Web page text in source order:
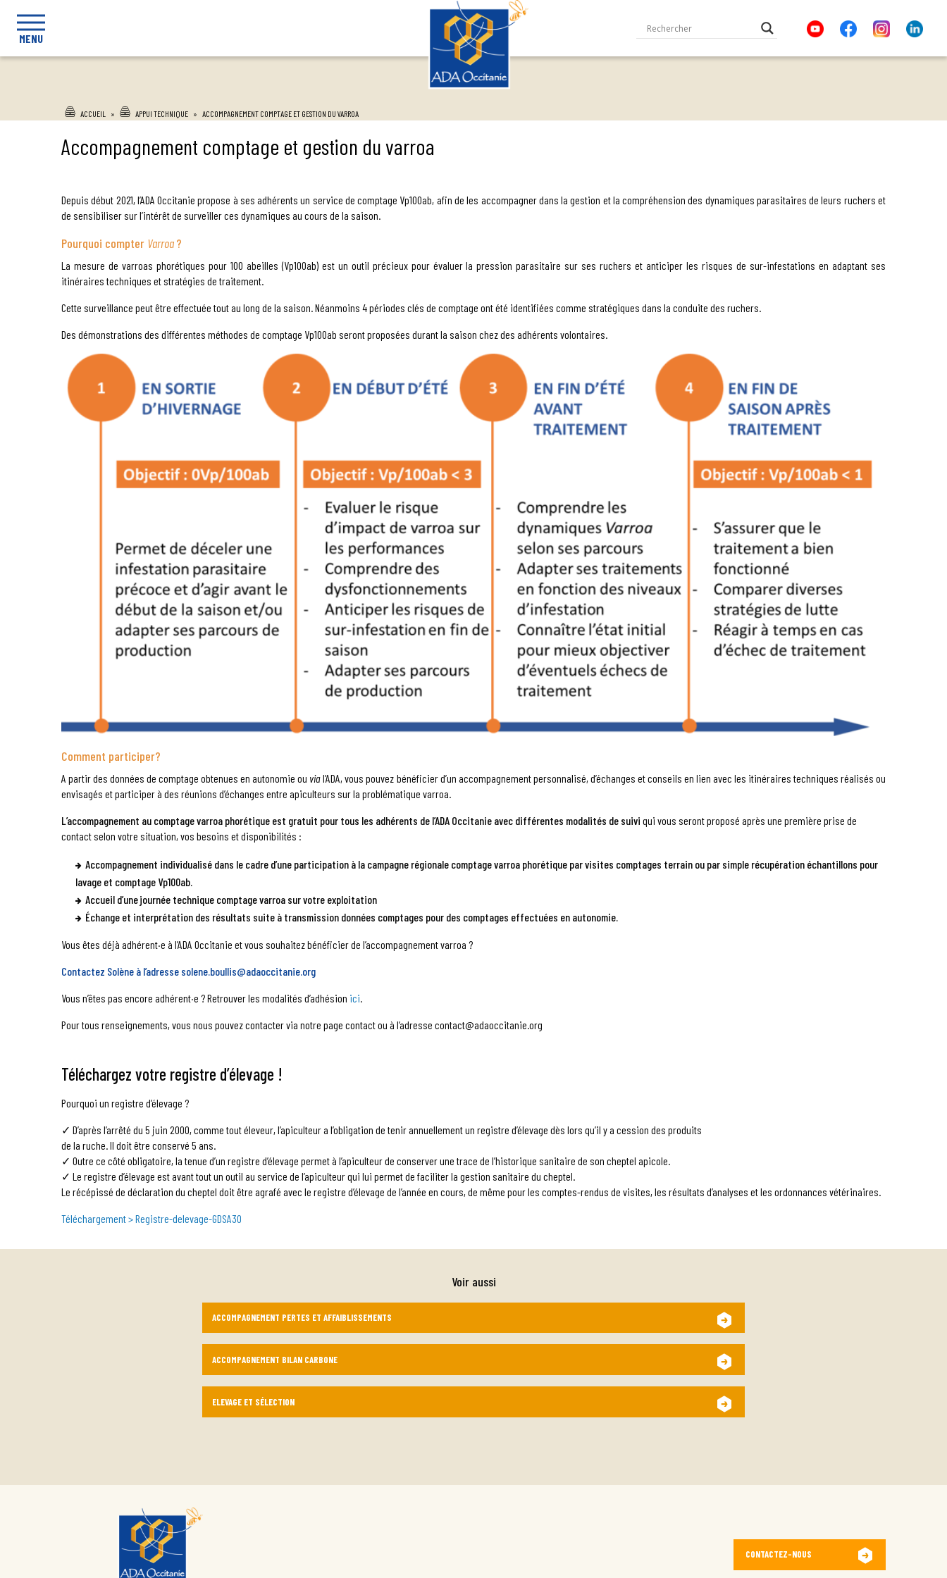
MENU
ACCUEIL » APPUI TECHNIQUE » ACCOMPAGNEMENT COMPTAGE ET GESTION DU VARROA
Accompagnement comptage et gestion du varroa
Depuis début 2021, l’ADA Occitanie propose à ses adhérents un service de comptage Vp100ab, afin de les accompagner dans la gestion et la compréhension des dynamiques parasitaires de leurs ruchers et
de sensibiliser sur l’intérêt de surveiller ces dynamiques au cours de la saison.
Pourquoi compter Varroa?
La mesure de varroas phorétiques pour 100 abeilles (Vp100ab) est un outil précieux pour évaluer la pression parasitaire sur ses ruchers et anticiper les risques de sur-infestations en adaptant ses
itinéraires techniques et stratégies de traitement.
Cette surveillance peut être effectuée tout au long de la saison. Néanmoins 4 périodes clés de comptage ont été identifiées comme stratégiques dans la conduite des ruchers.
Des démonstrations des différentes méthodes de comptage Vp100ab seront proposées durant la saison chez des adhérents volontaires.
Comment participer?
A partir des données de comptage obtenues en autonomie ou vial’ADA, vous pouvez bénéficier d’un accompagnement personnalisé, d’échanges et conseils en lien avec les itinéraires techniques réalisés ou
envisagés et participer à des réunions d’échanges entre apiculteurs sur la problématique varroa.
L’accompagnement au comptage varroa phorétique est gratuit pour tous les adhérents de l’ADA Occitanie avec différentes modalités de suivi qui vous seront proposé après une première prise de
contact selon votre situation, vos besoins et disponibilités :
Accompagnement individualisé dans le cadre d’une participation à la campagne régionale comptage varroa phorétique par visites comptages terrain ou par simple récupération échantillons pour
lavage et comptage Vp100ab.
Accueil d’une journée technique comptage varroa sur votre exploitation
Échange et interprétation des résultats suite à transmission données comptages pour des comptages effectuées en autonomie.
Vous êtes déjà adhérent·e à l’ADA Occitanie et vous souhaitez bénéficier de l’accompagnement varroa ?
Contactez Solène à l’adresse solene.boullis@adaoccitanie.org
Vous n’êtes pas encore adhérent·e ? Retrouver les modalités d’adhésion ici
Pour tous renseignements, vous nous pouvez contacter via notre page contact ou à l’adresse contact@adaoccitanie.org
Téléchargez votre registre d’élevage !
Pourquoi un registre d’élevage ?
✓ D’après l’arrêté du 5 juin 2000, comme tout éleveur, l’apiculteur a l’obligation de tenir annuellement un registre d’élevage dès lors qu’il y a cession des produits
de la ruche. Il doit être conservé 5 ans.
✓ Outre ce côté obligatoire, la tenue d’un registre d’élevage permet à l’apiculteur de conserver une trace de l’historique sanitaire de son cheptel apicole.
✓ Le registre d’élevage est avant tout un outil au service de l’apiculteur qui lui permet de faciliter la gestion sanitaire du cheptel.
Le récépissé de déclaration du cheptel doit être agrafé avec le registre d’élevage de l’année en cours, de même pour les comptes-rendus de visites, les résultats d’analyses et les ordonnances vétérinaires.
Téléchargement > Registre-delevage-GDSA30
Voir aussi
ACCOMPAGNEMENT PERTES ET AFFAIBLISSEMENTS
ACCOMPAGNEMENT BILAN CARBONE
ELEVAGE ET SÉLECTION
CONTACTEZ-NOUS